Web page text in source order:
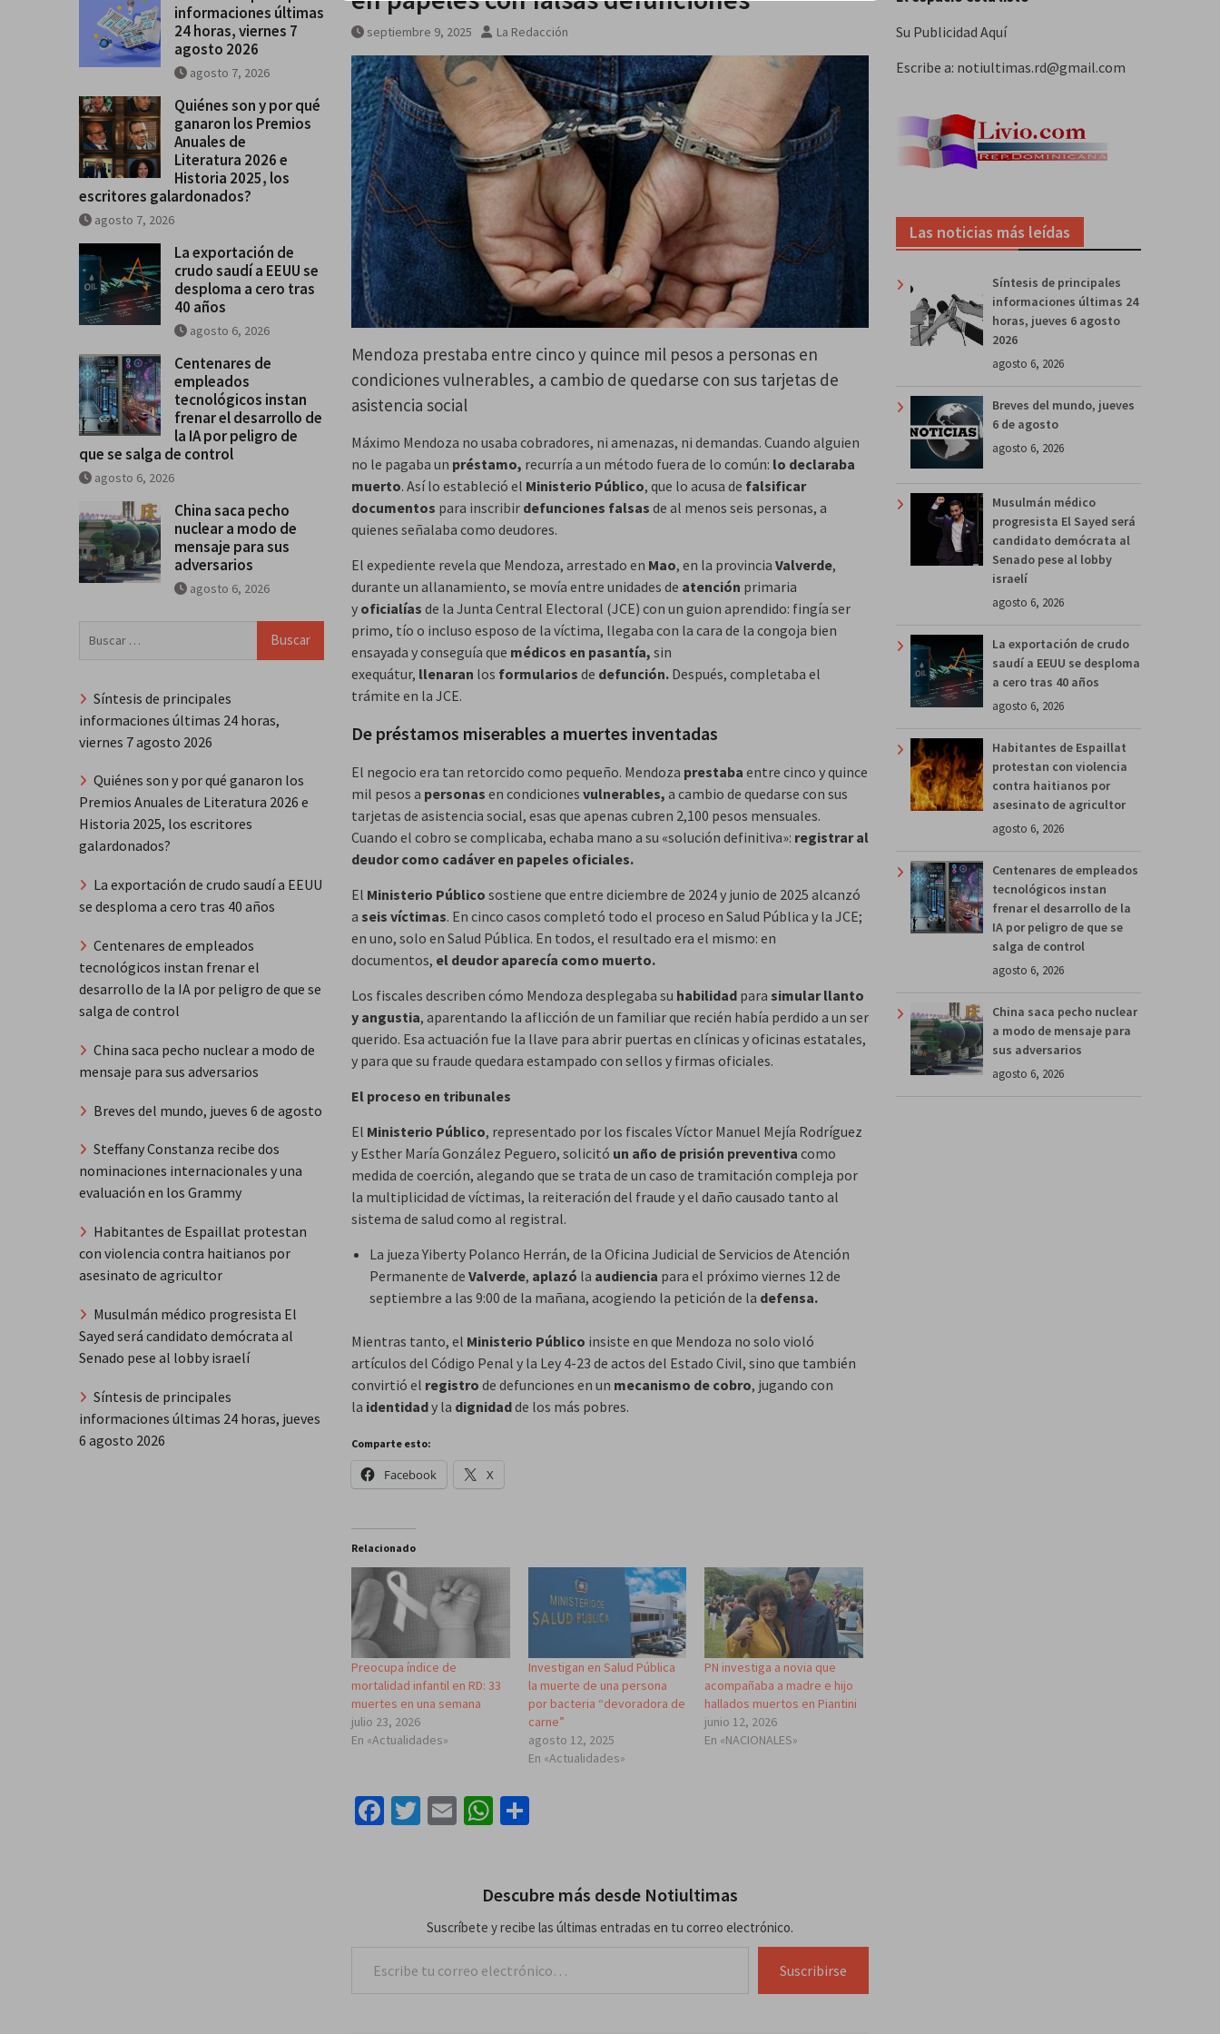
Historia 2025, los escritores
galardonados?
septiembre 9, 2025 La Redacción
Mendoza prestaba entre cinco y quince mil pesos a personas en
condiciones vulnerables, a cambio de quedarse con sus tarjetas de
asistencia social
Máximo Mendoza no usaba cobradores, ni amenazas, ni demandas. Cuando alguien
no le pagaba un préstamo, recurría a un método fuera de lo común: lo declaraba
muerto. Así lo estableció el Ministerio Público, que lo acusa de falsificar
documentos para inscribir defunciones falsas de al menos seis personas, a
quienes señalaba como deudores.
El expediente revela que Mendoza, arrestado en Mao, en la provincia Valverde,
durante un allanamiento, se movía entre unidades de atención primaria
y oficialías de la Junta Central Electoral (JCE) con un guion aprendido: fingía ser
primo, tío o incluso esposo de la víctima, llegaba con la cara de la congoja bien
ensayada y conseguía que médicos en pasantía, sin
exequátur, llenaran los formularios de defunción. Después, completaba el
trámite en la JCE.
De préstamos miserables a muertes inventadas
El negocio era tan retorcido como pequeño. Mendoza prestaba entre cinco y quince
mil pesos a personas en condiciones vulnerables, a cambio de quedarse con sus
tarjetas de asistencia social, esas que apenas cubren 2,100 pesos mensuales.
Cuando el cobro se complicaba, echaba mano a su «solución definitiva»: registrar al
deudor como cadáver en papeles oficiales.
El Ministerio Público sostiene que entre diciembre de 2024 y junio de 2025 alcanzó
a seis víctimas. En cinco casos completó todo el proceso en Salud Pública y la JCE;
en uno, solo en Salud Pública. En todos, el resultado era el mismo: en
documentos, el deudor aparecía como muerto.
Los fiscales describen cómo Mendoza desplegaba su habilidad para simular llanto
y angustia, aparentando la aflicción de un familiar que recién había perdido a un ser
querido. Esa actuación fue la llave para abrir puertas en clínicas y oficinas estatales,
y para que su fraude quedara estampado con sellos y firmas oficiales.
El proceso en tribunales
El Ministerio Público, representado por los fiscales Víctor Manuel Mejía Rodríguez
y Esther María González Peguero, solicitó un año de prisión preventiva como
medida de coerción, alegando que se trata de un caso de tramitación compleja por
la multiplicidad de víctimas, la reiteración del fraude y el daño causado tanto al
sistema de salud como al registral.
La jueza Yiberty Polanco Herrán, de la Oficina Judicial de Servicios de Atención
Permanente de Valverde, aplazó la audiencia para el próximo viernes 12 de
septiembre a las 9:00 de la mañana, acogiendo la petición de la defensa.
Mientras tanto, el Ministerio Público insiste en que Mendoza no solo violó
artículos del Código Penal y la Ley 4-23 de actos del Estado Civil, sino que también
convirtió el registro de defunciones en un mecanismo de cobro, jugando con
la identidady la dignidadde los más pobres.
Comparte esto:
Facebook X
Relacionado
Preocupa índice de
mortalidad infantil en RD: 33
muertes en una semana
julio 23, 2026
En «Actualidades»
Investigan en Salud Pública
la muerte de una persona
por bacteria “devoradora de
carne”
agosto 12, 2025
En «Actualidades»
PN investiga a novia que
acompañaba a madre e hijo
hallados muertos en Piantini
junio 12, 2026
En «NACIONALES»
Facebook
Twitter
EmailWhatsApp
Descubre más desde Notiultimas
Suscríbete y recibe las últimas entradas en tu correo electrónico.
Suscribirse
Su Publicidad Aquí
Escribe a: notiultimas.rd@gmail.com
Las noticias más leídas
Síntesis de principales
informaciones últimas 24
horas, jueves 6 agosto
2026
agosto 6, 2026
Breves del mundo, jueves
6 de agosto
agosto 6, 2026
Musulmán médico
progresista El Sayed será
candidato demócrata al
Senado pese al lobby
israelí
agosto 6, 2026
La exportación de crudo
saudí a EEUU se desploma
a cero tras 40 años
agosto 6, 2026
Habitantes de Espaillat
protestan con violencia
contra haitianos por
asesinato de agricultor
agosto 6, 2026
Centenares de empleados
tecnológicos instan
frenar el desarrollo de la
IA por peligro de que se
salga de control
agosto 6, 2026
China saca pecho nuclear
a modo de mensaje para
sus adversarios
agosto 6, 2026
informaciones últimas
24 horas, viernes 7
agosto 2026
agosto 7, 2026
Quiénes son y por qué
ganaron los Premios
Anuales de
Literatura 2026 e
Historia 2025, los
escritores galardonados?
agosto 7, 2026
La exportación de
crudo saudí a EEUU se
desploma a cero tras
40 años
agosto 6, 2026
Centenares de
empleados
tecnológicos instan
frenar el desarrollo de
la IA por peligro de
que se salga de control
agosto 6, 2026
China saca pecho
nuclear a modo de
mensaje para sus
adversarios
agosto 6, 2026
Síntesis de principales
informaciones últimas 24 horas,
viernes 7 agosto 2026
Quiénes son y por qué ganaron los
Premios Anuales de Literatura 2026 e
Historia 2025, los escritores
galardonados?
La exportación de crudo saudí a EEUU
se desploma a cero tras 40 años
Centenares de empleados
tecnológicos instan frenar el
desarrollo de la IA por peligro de que se
salga de control
China saca pecho nuclear a modo de
mensaje para sus adversarios
Breves del mundo, jueves 6 de agosto
Steffany Constanza recibe dos
nominaciones internacionales y una
evaluación en los Grammy
Habitantes de Espaillat protestan
con violencia contra haitianos por
asesinato de agricultor
Musulmán médico progresista El
Sayed será candidato demócrata al
Senado pese al lobby israelí
Síntesis de principales
informaciones últimas 24 horas, jueves
6 agosto 2026